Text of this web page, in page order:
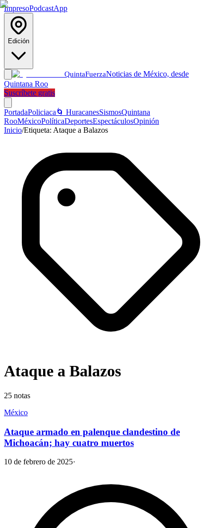
ImpresoPodcastApp
Edición
QuintaFuerzaNoticias de México, desde
Quintana Roo
Suscríbete gratis
PortadaPoliciaca 🌀 HuracanesSismosQuintana
RooMéxicoPolíticaDeportesEspectáculosOpinión
Inicio/Etiqueta: Ataque a Balazos
Ataque a Balazos
25 notas
México
Ataque armado en palenque clandestino de
Michoacán; hay cuatro muertos
10 de febrero de 2025·